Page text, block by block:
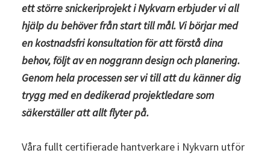
ett större snickeriprojekt i Nykvarn erbjuder vi all
hjälp du behöver från start till mål. Vi börjar med
en kostnadsfri konsultation för att förstå dina
behov, följt av en noggrann design och planering.
Genom hela processen ser vi till att du känner dig
trygg med en dedikerad projektledare som
säkerställer att allt flyter på.
Våra fullt certifierade hantverkare i Nykvarn utför